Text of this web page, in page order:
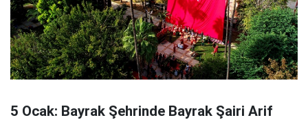
5 Ocak: Bayrak Şehrinde Bayrak Şairi Arif